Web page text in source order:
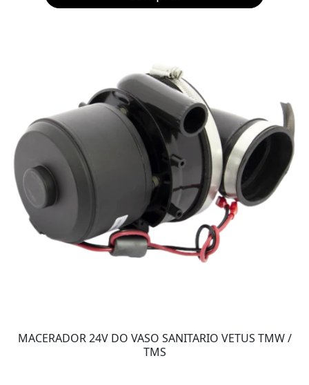
MACERADOR 24V DO VASO SANITARIO VETUS TMW /
TMS